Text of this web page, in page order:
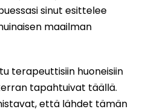
sinut esittelee
maailman
terapeuttisiin huoneisiin
tapahtuivat täällä.
että lähdet tämän